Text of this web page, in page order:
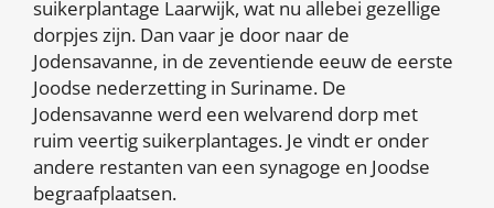
suikerplantage Laarwijk, wat nu allebei gezellige
dorpjes zijn. Dan vaar je door naar de
Jodensavanne, in de zeventiende eeuw de eerste
Joodse nederzetting in Suriname. De
Jodensavanne werd een welvarend dorp met
ruim veertig suikerplantages. Je vindt er onder
andere restanten van een synagoge en Joodse
begraafplaatsen.